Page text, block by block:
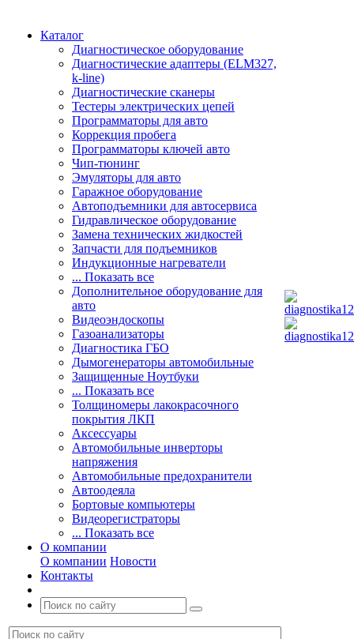
Каталог
Диагностическое оборудование
Диагностические адаптеры (ELM327,
k-line)
Диагностические сканеры
Тестеры электрических цепей
Программаторы для авто
Коррекция пробега
Программаторы ключей авто
Чип-тюнинг
Эмуляторы для авто
Гаражное оборудование
Автоподъемники для автосервиса
Гидравлическое оборудование
Замена технических жидкостей
Запчасти для подъемников
Индукционные нагреватели
... Показать все
Дополнительное оборудование для
авто
Видеоэндоскопы
Газоанализаторы
Диагностика ГБО
Дымогенераторы автомобильные
Защищенные Ноутбуки
... Показать все
Толщиномеры лакокрасочного
покрытия ЛКП
Аксессуары
Автомобильные инверторы
напряжения
Автомобильные предохранители
Автоодеяла
Бортовые компьютеры
Видеорегистраторы
... Показать все
О компании
О компании Новости
Контакты